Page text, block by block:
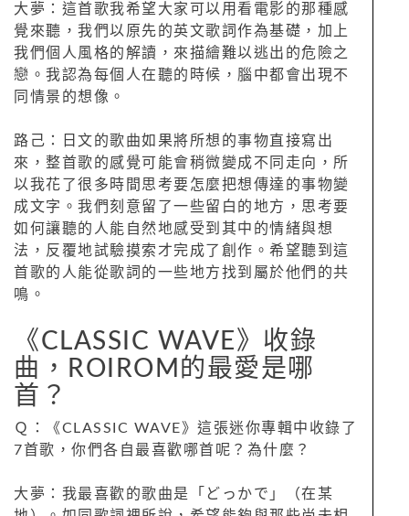
大夢：這首歌我希望大家可以用看電影的那種感
覺來聽，我們以原先的英文歌詞作為基礎，加上
我們個人風格的解讀，來描繪難以逃出的危險之
戀。我認為每個人在聽的時候，腦中都會出現不
同情景的想像。
路己：日文的歌曲如果將所想的事物直接寫出
來，整首歌的感覺可能會稍微變成不同走向，所
以我花了很多時間思考要怎麼把想傳達的事物變
成文字。我們刻意留了一些留白的地方，思考要
如何讓聽的人能自然地感受到其中的情緒與想
法，反覆地試驗摸索才完成了創作。希望聽到這
首歌的人能從歌詞的一些地方找到屬於他們的共
鳴。
《CLASSIC WAVE》收錄
曲，ROIROM的最愛是哪
首？
Ｑ：《CLASSIC WAVE》這張迷你專輯中收錄了
7首歌，你們各自最喜歡哪首呢？為什麼？
大夢：我最喜歡的歌曲是「どっかで」（在某